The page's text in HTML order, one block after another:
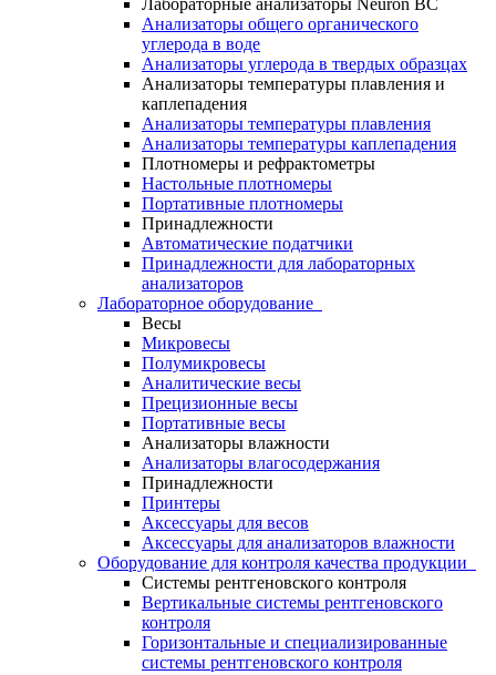
Лабораторные анализаторы Neuron BC
Анализаторы общего органического
углерода в воде
Анализаторы углерода в твердых образцах
Анализаторы температуры плавления и
каплепадения
Анализаторы температуры плавления
Анализаторы температуры каплепадения
Плотномеры и рефрактометры
Настольные плотномеры
Портативные плотномеры
Принадлежности
Автоматические податчики
Принадлежности для лабораторных
анализаторов
Лабораторное оборудование
Весы
Микровесы
Полумикровесы
Аналитические весы
Прецизионные весы
Портативные весы
Анализаторы влажности
Анализаторы влагосодержания
Принадлежности
Принтеры
Аксессуары для весов
Аксессуары для анализаторов влажности
Оборудование для контроля качества продукции
Системы рентгеновского контроля
Вертикальные системы рентгеновского
контроля
Горизонтальные и специализированные
системы рентгеновского контроля